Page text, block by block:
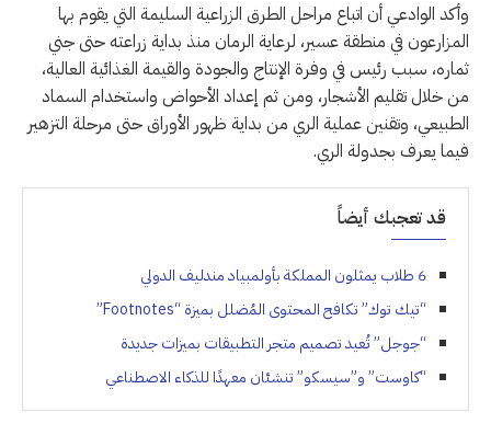
‏وأكد الوادعي أن اتباع مراحل الطرق الزراعية السليمة التي يقوم بها
المزارعون في منطقة عسير، لرعاية الرمان منذ بداية زراعته حتى جني
ثماره، سبب رئيس في وفرة الإنتاج والجودة والقيمة الغذائية العالية،
من خلال تقليم الأشجار، ومن ثم إعداد الأحواض واستخدام السماد
الطبيعي، وتقنين عملية الري من بداية ظهور الأوراق حتى مرحلة التزهير
فيما يعرف بجدولة الري.
قد تعجبك أيضاً
6 طلاب يمثلون المملكة بأولمبياد مندليف الدولي
“تيك توك” تكافح المحتوى المُضلل بميزة “Footnotes”
“جوجل” تُعيد تصميم متجر التطبيقات بميزات جديدة
“كاوست” و”سيسكو” تنشئان معهدًا للذكاء الاصطناعي